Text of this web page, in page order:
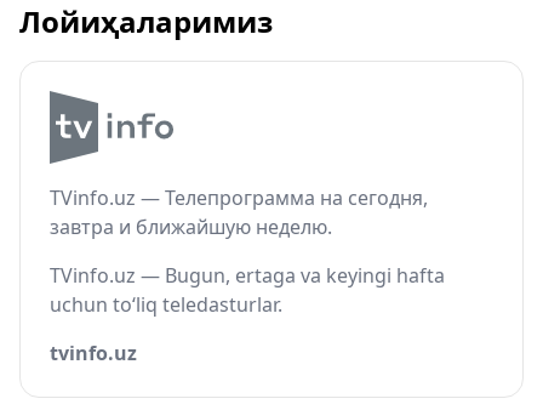
Лойиҳаларимиз
TVinfo.uz — Телепрограмма на сегодня,
завтра и ближайшую неделю.
TVinfo.uz — Bugun, ertaga va keyingi hafta
uchun to‘liq teledasturlar.
tvinfo.uz